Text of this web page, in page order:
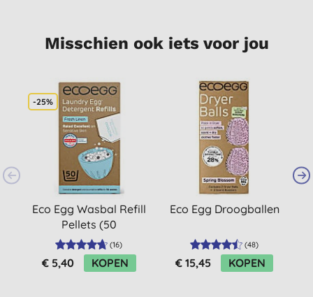
Misschien ook iets voor jou
-25%
Eco Egg Wasbal Refill
Pellets (50
wasbeurten) - Fresh
Linen
(16)
€ 5,40 KOPEN
Eco Egg Droogballen
(48)
€ 15,45 KOPEN